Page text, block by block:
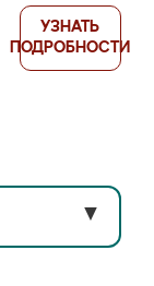
УЗНАТЬ
ПОДРОБНОСТИ
▼